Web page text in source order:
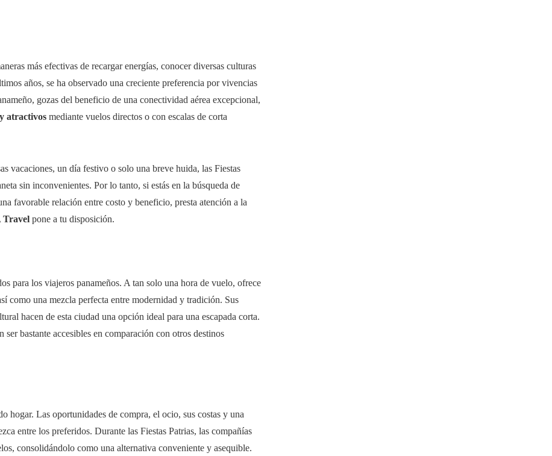
más efectivas de recargar energías, conocer diversas culturas
años, se ha observado una creciente preferencia por vivencias
gozas del beneficio de una conectividad aérea excepcional,
atractivos mediante vuelos directos o con escalas de corta
vacaciones, un día festivo o solo una breve huida, las Fiestas
sin inconvenientes. Por lo tanto, si estás en la búsqueda de
favorable relación entre costo y beneficio, presta atención a la
Travel pone a tu disposición.
para los viajeros panameños. A tan solo una hora de vuelo, ofrece
como una mezcla perfecta entre modernidad y tradición. Sus
hacen de esta ciudad una opción ideal para una escapada corta.
bastante accesibles en comparación con otros destinos
hogar. Las oportunidades de compra, el ocio, sus costas y una
entre los preferidos. Durante las Fiestas Patrias, las compañías
consolidándolo como una alternativa conveniente y asequible.